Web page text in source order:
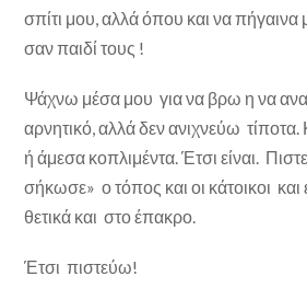
σπίτι μου, αλλά όπου και να πήγαινα
σαν παιδί τους !
Ψάχνω μέσα μου για να βρω η να
αρνητικό, αλλά δεν ανιχνεύω
ή άμεσα κοπλιμέντα. Έτσι είναι.
σήκωσε» ο τόπος και οι κάτοικοι
θετικά και στο έπακρο.
Έτσι πιστεύω!